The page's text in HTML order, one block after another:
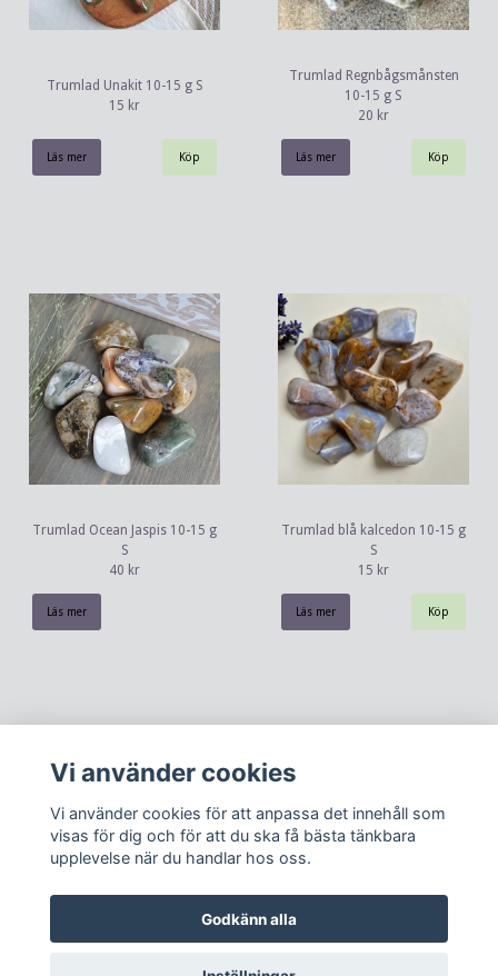
Trumlad Unakit 10-15 g S
15 kr
Läs mer
Trumlad Regnbågsmånsten
10-15 g S
20 kr
Läs mer
Trumlad Ocean Jaspis 10-15 g
S
40 kr
Läs mer
Trumlad blå kalcedon 10-15 g
S
15 kr
Läs mer
Vi använder cookies
Vi använder cookies för att anpassa det innehåll som
visas för dig och för att du ska få bästa tänkbara
upplevelse när du handlar hos oss.
Godkänn alla